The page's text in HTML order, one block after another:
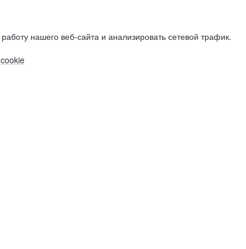
нашего веб-сайта и анализировать сетевой трафик.